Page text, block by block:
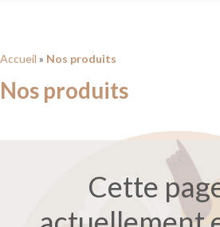
Accueil » Nos produits
Nos produits
Cette